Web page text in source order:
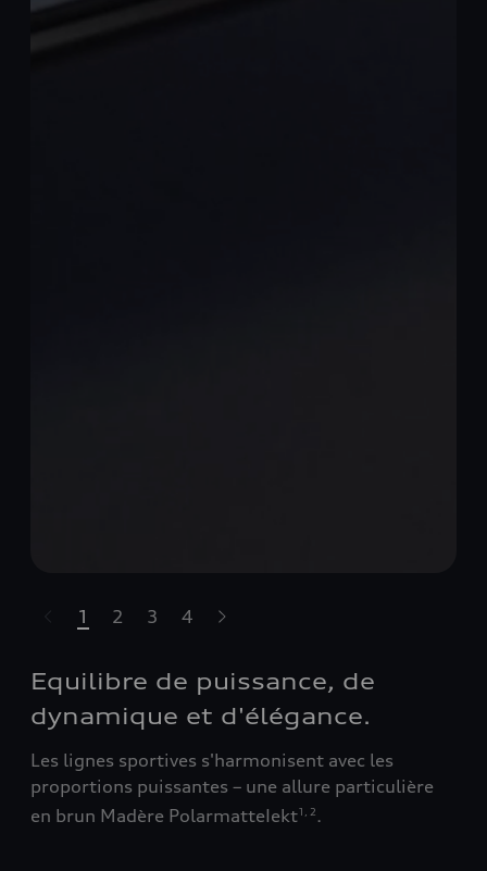
le carrousel
1 2 3 4
Equilibre de puissance, de
dynamique et d'élégance.
Les lignes sportives s'harmonisent avec les
proportions puissantes – une allure particulière
en brun Madère PolarmatteIekt1 , 2.